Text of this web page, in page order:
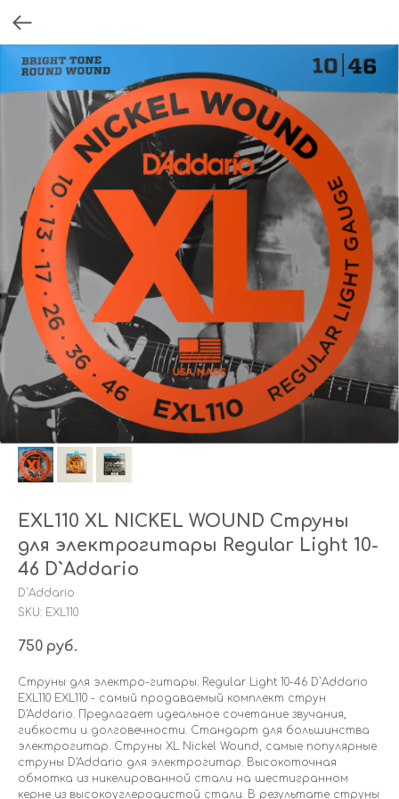
EXL110 XL NICKEL WOUND Струны
для электрогитары Regular Light 10-
46 D`Addario
D`Addario
SKU: EXL110
750 руб.
Струны для электро-гитары. Regular Light 10-46 D`Addario
EXL110 EXL110 - самый продаваемый комплект струн
D'Addario. Предлагает идеальное сочетание звучания,
гибкости и долговечности. Стандарт для большинства
электрогитар. Струны XL Nickel Wound, самые популярные
струны D'Addario для электрогитар. Высокоточная
обмотка из никелированной стали на шестигранном
керне из высокоуглеродистой стали. В результате струны